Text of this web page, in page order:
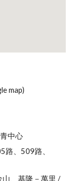
map)
中心
路、509路、
、基隆－萬里 /